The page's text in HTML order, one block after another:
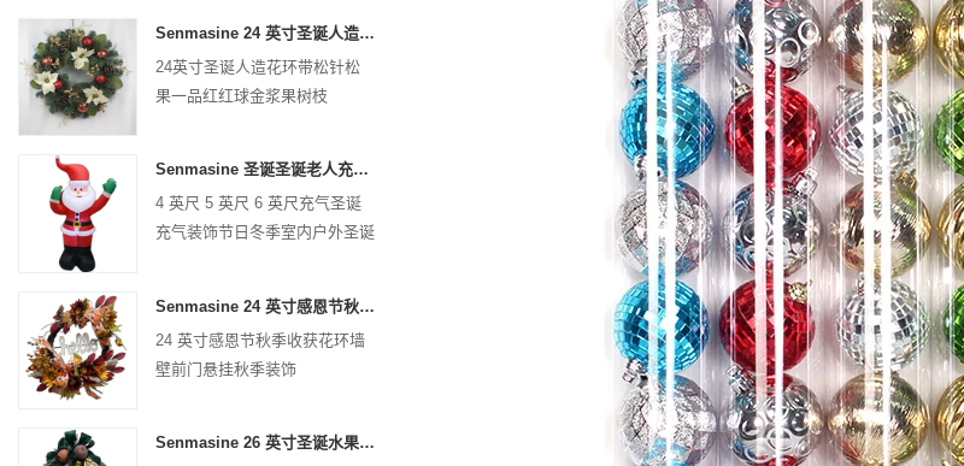
Senmasine 24 英寸圣诞人造花环带松针松果一品红红球金浆果树枝
24英寸圣诞人造花环带松针松
果一品红红球金浆果树枝
Senmasine 圣诞圣诞老人充气充气圣诞充气装饰节日冬季室内户外
4 英尺 5 英尺 6 英尺充气圣诞
充气装饰节日冬季室内户外圣诞
Senmasine 24 英寸感恩节秋收花环带 Hel​​lo 标志秋收叶子向日葵南瓜图案蝴蝶结
24 英寸感恩节秋季收获花环墙
壁前门悬挂秋季装饰
Senmasine 26 英寸圣诞水果礼品带丝带蝴蝶结人造 PVC 树枝叶子